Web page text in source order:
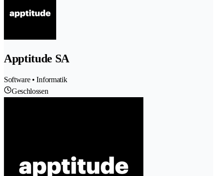
Apptitude SA
Software • Informatik
Geschlossen